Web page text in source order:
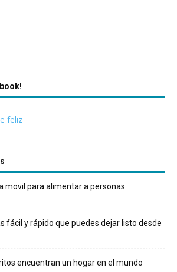
feliz
movil para alimentar a personas
fácil y rápido que puedes dejar listo desde
encuentran un hogar en el mundo